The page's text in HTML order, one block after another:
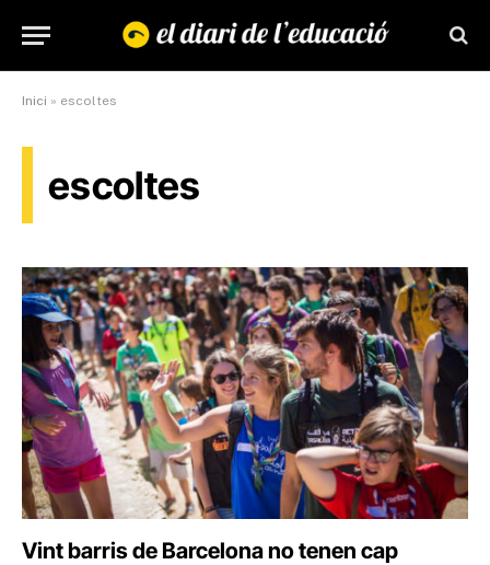
Inici » escoltes
escoltes
Vint barris de Barcelona no tenen cap